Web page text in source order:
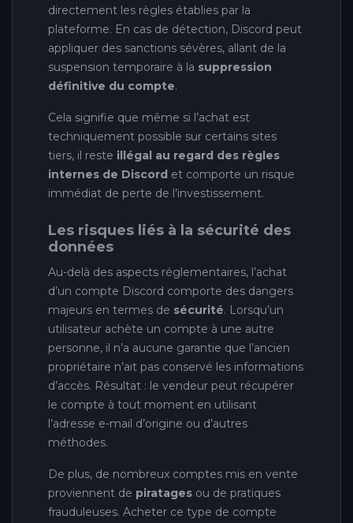
directement les règles établies par la
plateforme. En cas de détection, Discord peut
appliquer des sanctions sévères, allant de la
suspension temporaire à la suppression
définitive du compte.
Cela signifie que même si l’achat est
techniquement possible sur certains sites
tiers, il reste illégal au regard des règles
internes de Discord et comporte un risque
immédiat de perte de l’investissement.
Les risques liés à la sécurité des
données
Au-delà des aspects réglementaires, l’achat
d’un compte Discord comporte des dangers
majeurs en termes de sécurité. Lorsqu’un
utilisateur achète un compte à une autre
personne, il n’a aucune garantie que l’ancien
propriétaire n’ait pas conservé les informations
d’accès. Résultat : le vendeur peut récupérer
le compte à tout moment en utilisant
l’adresse e-mail d’origine ou d’autres
méthodes.
De plus, de nombreux comptes mis en vente
proviennent de piratages ou de pratiques
frauduleuses. Acheter ce type de compte